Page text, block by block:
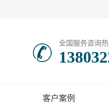
全国服务咨询
客户案例